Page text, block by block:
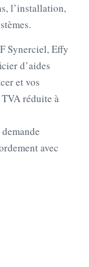
l’installation,
Synerciel, Effy
d’aides
et vos
réduite à
avec